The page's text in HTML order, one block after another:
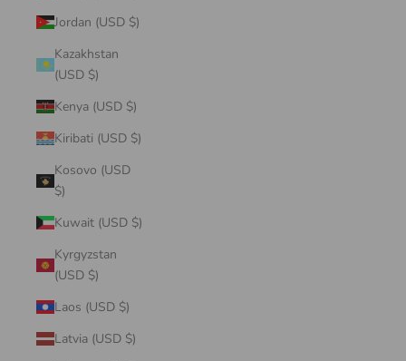
Jordan (USD $)
Kazakhstan
(USD $)
Kenya (USD $)
Kiribati (USD $)
Kosovo (USD
$)
Kuwait (USD $)
Kyrgyzstan
(USD $)
Laos (USD $)
Latvia (USD $)